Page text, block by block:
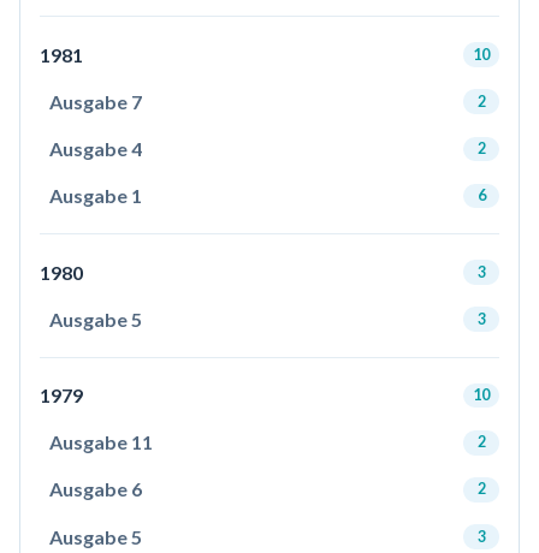
1981 10
Ausgabe 7 2
Ausgabe 4 2
Ausgabe 1 6
1980 3
Ausgabe 5 3
1979 10
Ausgabe 11 2
Ausgabe 6 2
Ausgabe 5 3